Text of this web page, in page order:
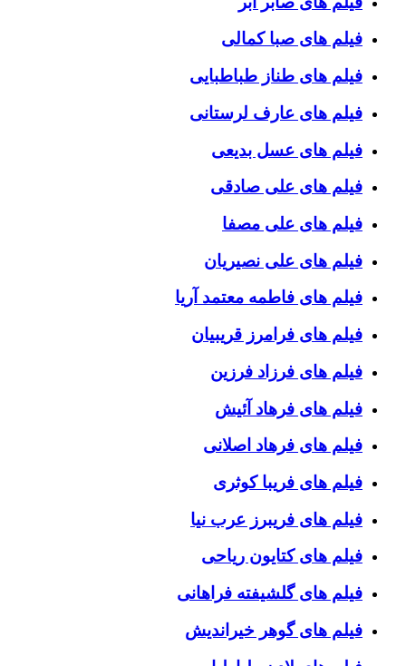
فیلم های صبا کمالی
فیلم های طناز طباطبایی
فیلم های عارف لرستانی
فیلم های عسل بدیعی
فیلم های علی صادقی
فیلم های علی مصفا
فیلم های علی نصیریان
فیلم های فاطمه معتمد آریا
فیلم های فرامرز قریبیان
فیلم های فرزاد فرزین
فیلم های فرهاد آئیش
فیلم های فرهاد اصلانی
فیلم های فریبا کوثری
فیلم های فریبرز عرب نیا
فیلم های کتایون ریاحی
فیلم های گلشیفته فراهانی
فیلم های گوهر خیراندیش